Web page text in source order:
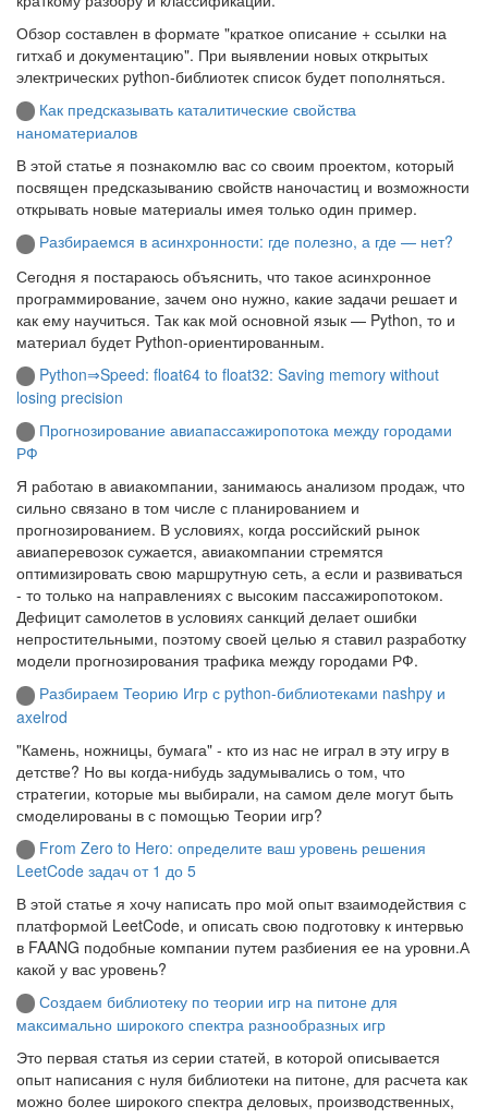
Обзор составлен в формате "краткое описание + ссылки на
гитхаб и документацию". При выявлении новых открытых
электрических python-библиотек список будет пополняться.
Как предсказывать каталитические свойства
наноматериалов
В этой статье я познакомлю вас со своим проектом, который
посвящен предсказыванию свойств наночастиц и возможности
открывать новые материалы имея только один пример.
Разбираемся в асинхронности: где полезно, а где — нет?
Сегодня я постараюсь объяснить, что такое асинхронное
программирование, зачем оно нужно, какие задачи решает и
как ему научиться. Так как мой основной язык — Python, то и
материал будет Python-ориентированным.
Python⇒Speed: float64 to float32: Saving memory without
losing precision
Прогнозирование авиапассажиропотока между городами
РФ
Я работаю в авиакомпании, занимаюсь анализом продаж, что
сильно связано в том числе с планированием и
прогнозированием. В условиях, когда российский рынок
авиаперевозок сужается, авиакомпании стремятся
оптимизировать свою маршрутную сеть, а если и развиваться
- то только на направлениях с высоким пассажиропотоком.
Дефицит самолетов в условиях санкций делает ошибки
непростительными, поэтому своей целью я ставил разработку
модели прогнозирования трафика между городами РФ.
Разбираем Теорию Игр с python-библиотеками nashpy и
axelrod
"Камень, ножницы, бумага" - кто из нас не играл в эту игру в
детстве? Но вы когда-нибудь задумывались о том, что
стратегии, которые мы выбирали, на самом деле могут быть
смоделированы в с помощью Теории игр?
From Zero to Hero: определите ваш уровень решения
LeetCode задач от 1 до 5
В этой статье я хочу написать про мой опыт взаимодействия с
платформой LeetCode, и описать свою подготовку к интервью
в FAANG подобные компании путем разбиения ее на уровни.А
какой у вас уровень?
Создаем библиотеку по теории игр на питоне для
максимально широкого спектра разнообразных игр
Это первая статья из серии статей, в которой описывается
опыт написания с нуля библиотеки на питоне, для расчета как
можно более широкого спектра деловых, производственных,